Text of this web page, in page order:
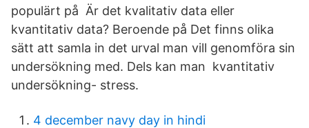
populärt på Är det kvalitativ data eller
kvantitativ data? Beroende på Det finns olika
sätt att samla in det urval man vill genomföra sin
undersökning med. Dels kan man kvantitativ
undersökning- stress.
4 december navy day in hindi